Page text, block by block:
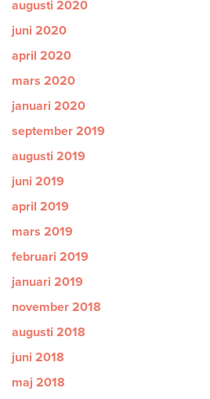
augusti 2020
juni 2020
april 2020
mars 2020
januari 2020
september 2019
augusti 2019
juni 2019
april 2019
mars 2019
februari 2019
januari 2019
november 2018
augusti 2018
juni 2018
maj 2018